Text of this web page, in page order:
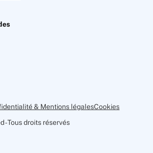
- Tous droits réservés
& Mentions léga lesCookies